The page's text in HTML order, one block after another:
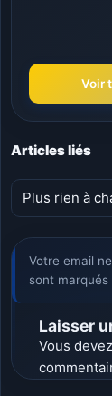
Voir
Articles liés
Plus rien à
Votre email
sont marqués
Laisser
Vous